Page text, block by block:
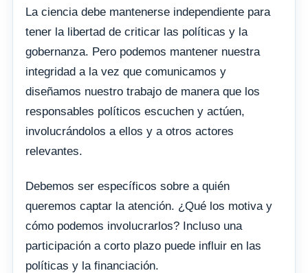
La ciencia debe mantenerse independiente para
tener la libertad de criticar las políticas y la
gobernanza. Pero podemos mantener nuestra
integridad a la vez que comunicamos y
diseñamos nuestro trabajo de manera que los
responsables políticos escuchen y actúen,
involucrándolos a ellos y a otros actores
relevantes.
Debemos ser específicos sobre a quién
queremos captar la atención. ¿Qué los motiva y
cómo podemos involucrarlos? Incluso una
participación a corto plazo puede influir en las
políticas y la financiación.